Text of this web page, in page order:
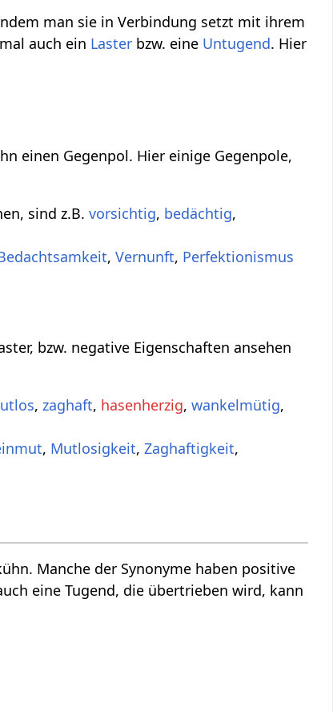
man sie in Verbindung setzt mit ihrem
auch ein Laster bzw. eine Untugend. Hier
einen Gegenpol. Hier einige Gegenpole,
sind z.B.vorsichtig, bedächtig,
,Vernunft, Perfektionismus
bzw. negative Eigenschaften ansehen
, zaghaft, hasenherzig,wankelmütig,
, Mutlosigkeit,Zaghaftigkeit,
Manche der Synonyme haben positive
eine Tugend, die übertrieben wird, kann